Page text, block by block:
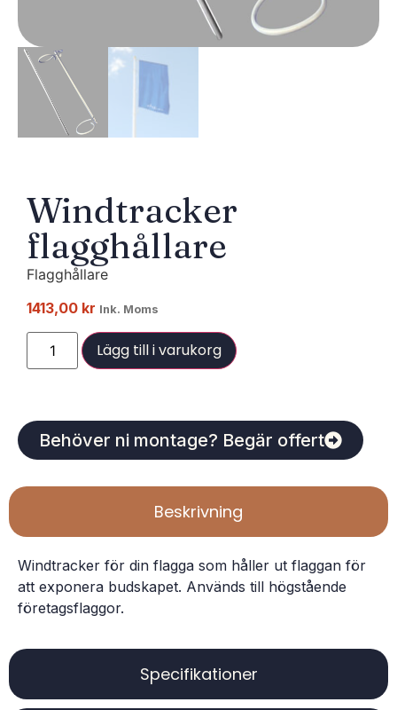
Windtracker
flagghållare
Flagghållare
1413,00 kr Ink. Moms
Lägg till i varukorg
Behöver ni montage? Begär offert
Beskrivning
Specifikationer
Windtracker för din flagga som håller ut flaggan för
att exponera budskapet. Används till högstående
företagsflaggor.